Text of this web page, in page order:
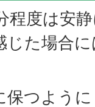
程度は安
じた場合
保つよう